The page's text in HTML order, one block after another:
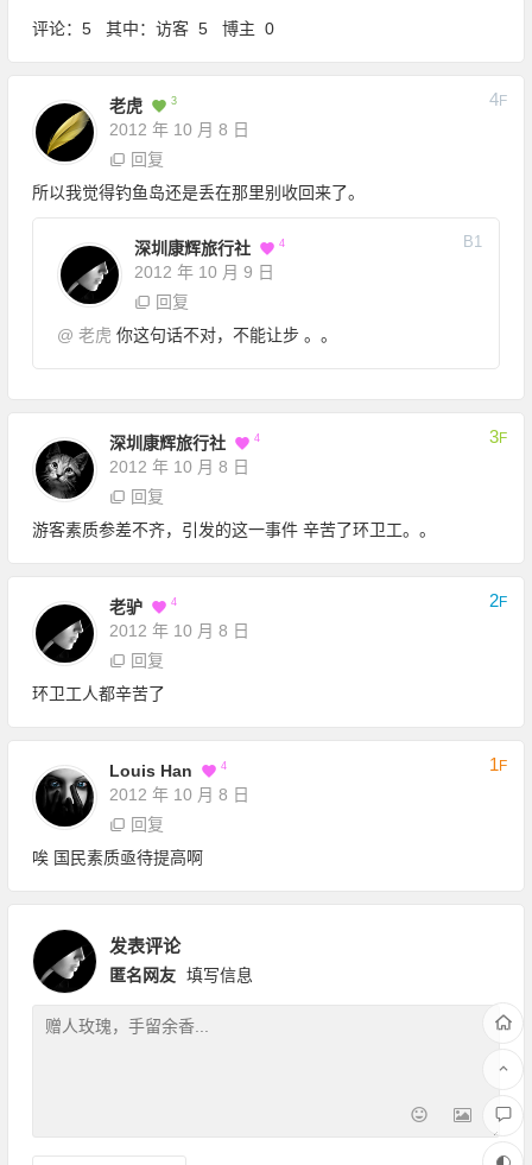
评论：5 其中：访客 5 博主 0
老虎 3
2012 年 10 月 8 日
4F
回复
所以我觉得钓鱼岛还是丢在那里别收回来了。
深圳康辉旅行社 4
2012 年 10 月 9 日
B1
回复
@ 老虎 你这句话不对，不能让步 。。
深圳康辉旅行社 4
2012 年 10 月 8 日
3F
回复
游客素质参差不齐，引发的这一事件 辛苦了环卫工。。
老驴 4
2012 年 10 月 8 日
2F
回复
环卫工人都辛苦了
Louis Han 4
2012 年 10 月 8 日
1F
回复
唉 国民素质亟待提高啊
发表评论
匿名网友 填写信息